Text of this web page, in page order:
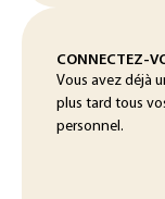
CONNECTEZ-
Vous avez déjà
plus tard tous
personnel.